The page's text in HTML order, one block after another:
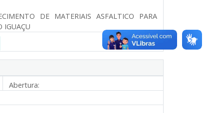
DE MATERIAIS ASFALTICO PARA
IGUAÇU
Abertura: